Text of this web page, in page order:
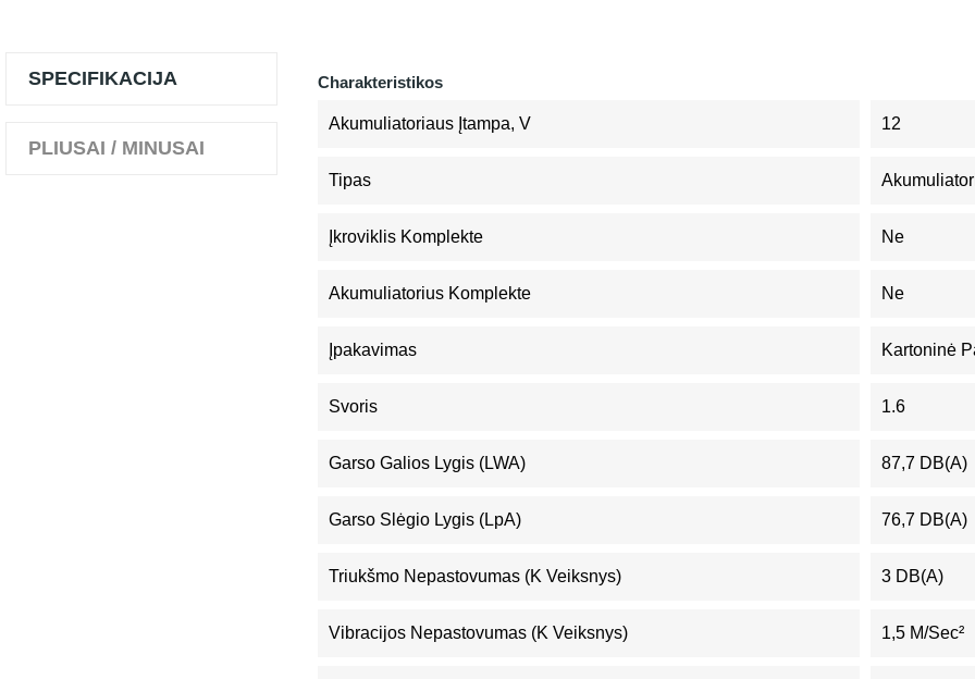
SPECIFIKACIJA
PLIUSAI / MINUSAI
Charakteristikos
Akumuliatoriaus Įtampa, V 12
Tipas
Įkroviklis Komplekte Ne
Akumuliatorius Komplekte Ne
Įpakavimas Kartoninė
Svoris 1.6
Garso Galios Lygis (LWA) 87,7 DB(A)
Garso Slėgio Lygis (LpA) 76,7 DB(A)
Triukšmo Nepastovumas (K Veiksnys) 3 DB(A)
Vibracijos Nepastovumas (K Veiksnys) 1,5 M/sec²